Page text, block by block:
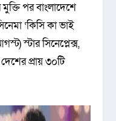
মুক্তি পর বাংলাদেশে
‘কিসি কা ভাই
স্টার সিনেপ্লেক্স,
প্রায় ৩০টি